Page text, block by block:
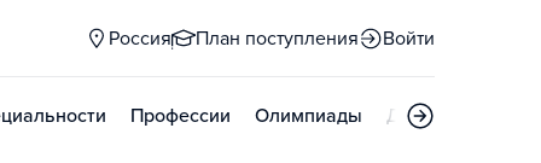
Россия План поступления Войти
Профессии Олимпиады Дни открытых